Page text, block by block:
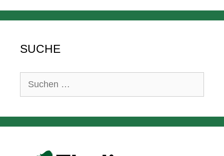
SUCHE
Suchen